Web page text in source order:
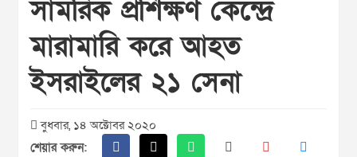
সামরিক প্রশিক্ষণ কেন্দ্রে
মারামারি করে আহত
ইসরাইলের ২১ সেনা
বুধবার, ১৪ অক্টোবর ২০২০
শেয়ার করুন: